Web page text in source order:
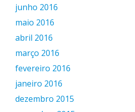
junho 2016
maio 2016
abril 2016
março 2016
fevereiro 2016
janeiro 2016
dezembro 2015